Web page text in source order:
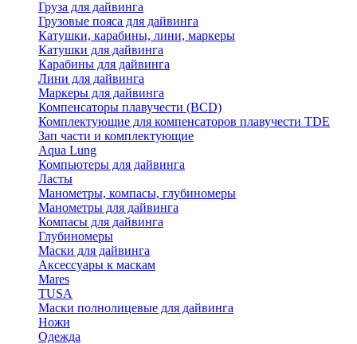
Груза для дайвинга
Грузовые пояса для дайвинга
Катушки, карабины, лини, маркеры
Катушки для дайвинга
Карабины для дайвинга
Лини для дайвинга
Маркеры для дайвинга
Компенсаторы плавучести (BCD)
Комплектующие для компенсаторов плавучести TDE
Зап части и комплектующие
Aqua Lung
Компьютеры для дайвинга
Ласты
Манометры, компасы, глубиномеры
Манометры для дайвинга
Компасы для дайвинга
Глубиномеры
Маски для дайвинга
Аксессуары к маскам
Mares
TUSA
Маски полнолицевые для дайвинга
Ножи
Одежда